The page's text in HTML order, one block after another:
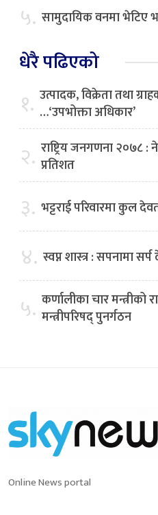
५. सामुदायिक वनमा भेटिए
धेरै पढिएको
१. उत्पादक, विक्रेता तथा
…‘उपभोक्ता अधिकार’
२. राष्ट्रिय जनगणना २०७८ :
प्रतिशत
३. भट्टराई परिवारमा कुल
४. स्वप्न शास्त्र : सपनामा
५. कर्णालीका चार मन्त्रीको
मन्त्रीपरिषद् पुनर्गठन
Online News portal